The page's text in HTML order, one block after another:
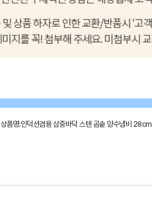
상품명:인덕션겸용 삼중바닥 스텐 곰솥 양수냄비 28cm